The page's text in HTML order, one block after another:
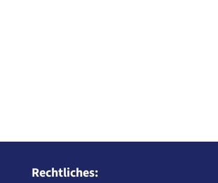
Rechtliches: